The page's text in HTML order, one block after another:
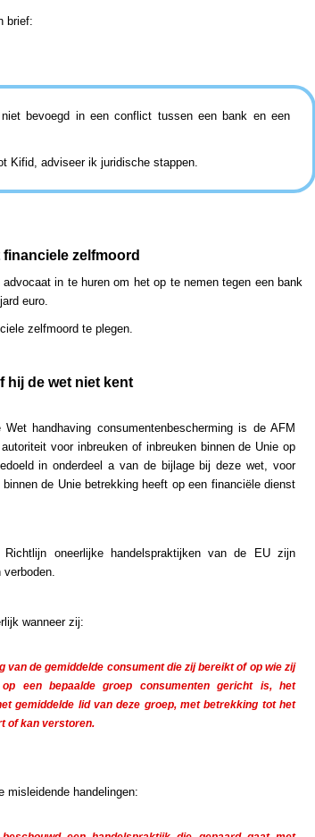
brief:
bevoegd in een conflict tussen een bank en een
Kifid, adviseer ik juridische stappen.
zelfmoord
in te huren om het op te nemen tegen een bank
euro.
zelfmoord te plegen.
hij de wet niet kent
handhaving consumentenbescherming is de AFM
voor inbreuken of inbreuken binnen de Unie op
in onderdeel a van de bijlage bij deze wet, voor
de Unie betrekking heeft op een financiële dienst
oneerlijke handelspraktijken van de EU zijn
verboden.
wanneer zij:
van de gemiddelde consument die zij bereikt of op wie zij
een bepaalde groep consumenten gericht is, het
gemiddelde lid van deze groep, met betrekking tot het
of kan verstoren.
misleidende handelingen: